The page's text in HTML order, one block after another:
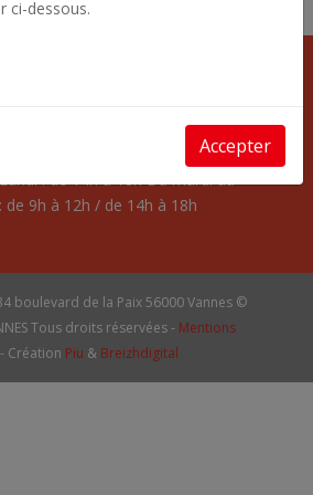
56000 Vannes Tél : 02 97 69 11 40 •
vannes@orange.fr
: de 14h à 18h Du mardi au
de 9h à 12h / de 14h à 18h
boulevard de la Paix 56000 Vannes ©
Tous droits réservées - Mentions
- Création Piu & Breizhdigital
ci-dessous.
Accepter